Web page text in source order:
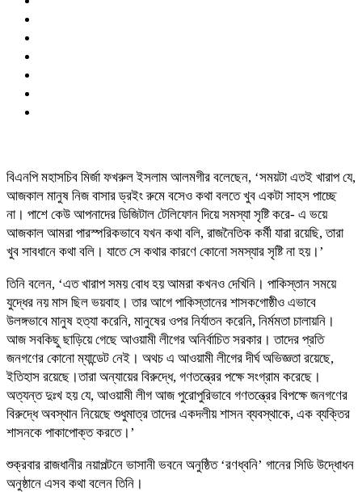
বিএনপি মহাসচিব মির্জা ফখরুল ইসলাম আলমগীর বলেছেন, ‘সময়টা এতই খারাপ যে,
আজকাল মানুষ নিজ বাসার ড্রইং রুমে বসেও কথা বলতে খুব একটা সাহস পাচ্ছে
না। পাশে কেউ আপনাদের ডিজিটাল টেলিফোন দিয়ে সমস্যা সৃষ্টি করে- এ ভয়ে
আজকাল আমরা পারস্পরিকভাবে যখন কথা বলি, রাজনৈতিক কর্মী যারা রয়েছি, তারা
খুব সাবধানে কথা বলি। যাতে সে কথার কারণে কোনো সমস্যার সৃষ্টি না হয়।’
তিনি বলেন, ‘এত খারাপ সময় বোধ হয় আমরা কখনও দেখিনি। পাকিস্তান সময়ে
যুদ্ধের নয় মাস ছিল ভয়বাহ। তার আগে পাকিস্তানের শাসকগোষ্ঠীও এভাবে
উলঙ্গভাবে মানুষ হত্যা করেনি, মানুষের ওপর নির্যাতন করেনি, নির্মমতা চালায়নি।
আজ সবকিছু ছাড়িয়ে গেছে আওয়ামী লীগের অনির্বাচিত সরকার। তাদের প্রতি
জনগণের কোনো ম্যান্ডেট নেই। অথচ এ আওয়ামী লীগের দীর্ঘ অভিজ্ঞতা রয়েছে,
ইতিহাস রয়েছে।তারা অন্যায়ের বিরুদ্ধে, গণতন্ত্রের পক্ষে সংগ্রাম করেছে।
অত্যন্ত দুঃখ হয় যে, আওয়ামী লীগ আজ পুরোপুরিভাবে গণতন্ত্রের বিপক্ষে জনগণের
বিরুদ্ধে অবস্থান নিয়েছে শুধুমাত্র তাদের একদলীয় শাসন ব্যবস্থাকে, এক ব্যক্তির
শাসনকে পাকাপোক্ত করতে।’
শুক্রবার রাজধানীর নয়াপল্টনে ভাসানী ভবনে অনুষ্ঠিত ‘রণধ্বনি’ গানের সিডি উদ্ধোধন
অনুষ্ঠানে এসব কথা বলেন তিনি।